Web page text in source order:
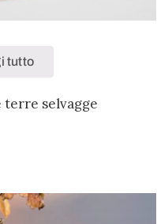
tutto
terre selvagge